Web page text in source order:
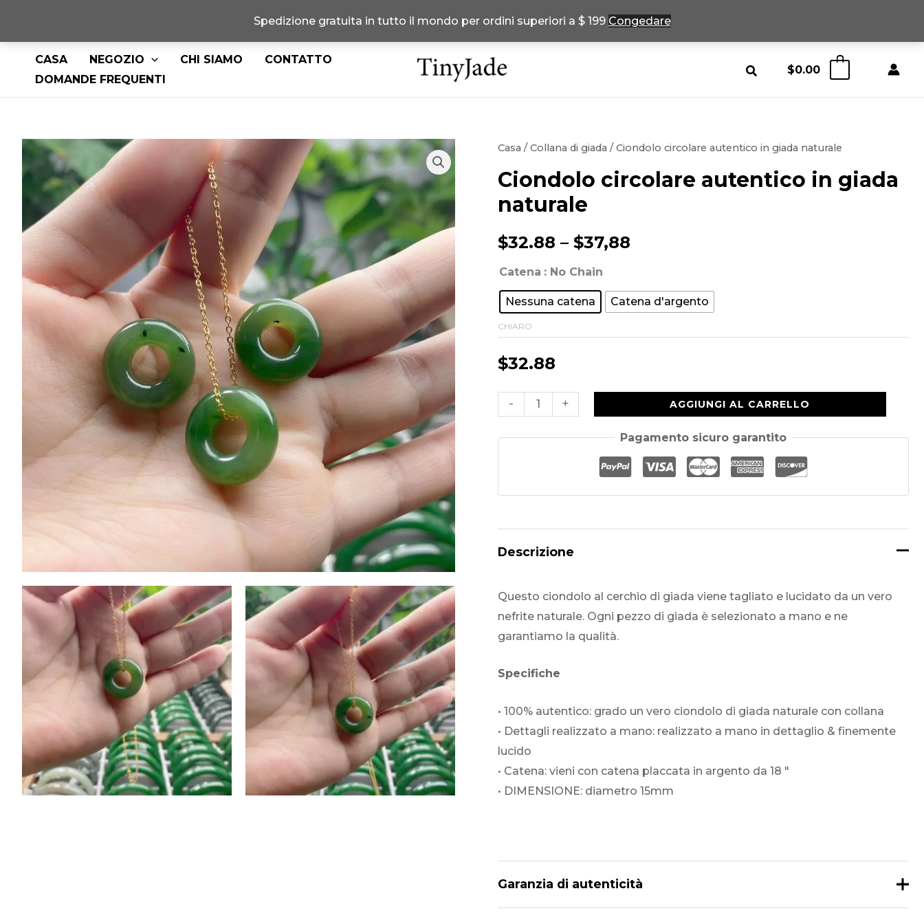
Spedizione gratuita in tutto il mondo per ordini superiori a $ 199 Congedare
CASA NEGOZIO CHI SIAMO
CONTATTO
DOMANDE FREQUENTI
$0.00
Casa /Collana di giada / Ciondolo circolare autentico in giada naturale
Ciondolo circolare autentico in giada
naturale
$32.88 – $37,88
prezzo:
$32.88
$37,88
Catena : No Chain
Nessuna catena Catena d'argento
CHIARO
$32.88
-
Ciondolo
circolare
autentico
+ AGGIUNGI AL CARRELLO
Pagamento sicuro garantito
Descrizione
Questo ciondolo al cerchio di giada viene tagliato e lucidato da un vero
nefrite naturale. Ogni pezzo di giada è selezionato a mano e ne
garantiamo la qualità.
Specifiche
• 100% autentico: grado un vero ciondolo di giada naturale con collana
• Dettagli realizzato a mano: realizzato a mano in dettaglio & finemente
lucido
• Catena: vieni con catena placcata in argento da 18 "
• DIMENSIONE: diametro 15mm
Garanzia di autenticità